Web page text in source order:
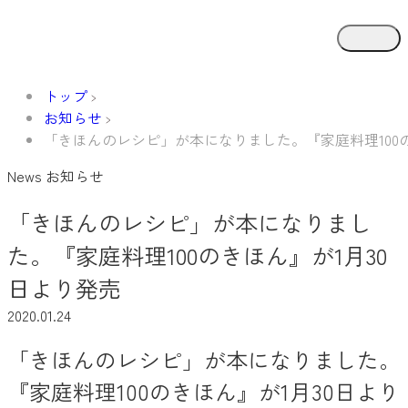
トップ
お知らせ
「きほんのレシピ」が本になりました。『家庭料理
News お知らせ
「きほんのレシピ」が本になりまし
た。『家庭料理100のきほん』が1月30
日より発売
2020.01.24
「きほんのレシピ」が本になりました。
『家庭料理100のきほん』が1月30日より